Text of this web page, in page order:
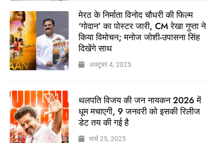
मेरठ के निर्माता विनोद चौधरी की फिल्म
‘गोदान’ का पोस्टर जारी, CM रेखा गुप्ता ने
किया विमोचन; मनोज जोशी-उपासना सिंह
दिखेंगे साथ
अक्टूबर 4, 2025
थलपति विजय की जन नायकन 2026 में
धूम मचाएगी, 9 जनवरी को इसकी रिलीज
डेट तय की गई है
मार्च 25, 2025